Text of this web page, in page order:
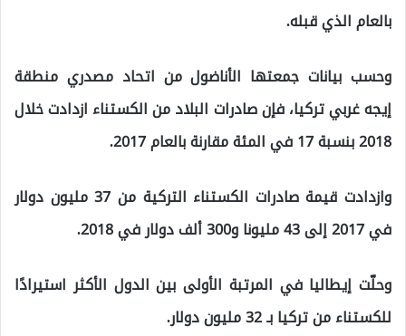
بالعام الذي قبله.
وحسب بيانات جمعتها الأناضول من اتحاد مصدري منطقة
إيجه غربي تركيا، فإن صادرات البلاد من الكستناء ازدادت خلال
2018 بنسبة 17 في المئة مقارنة بالعام 2017.
وازدادت قيمة صادرات الكستناء التركية من 37 مليون دولار
في 2017 إلى 43 مليونا و300 ألف دولار في 2018.
وحلّت إيطاليا في المرتبة الأولى بين الدول الأكثر استيرادًا
للكستناء من تركيا بـ 32 مليون دولار.